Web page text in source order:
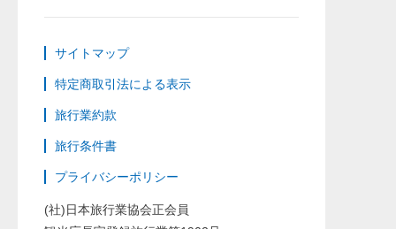
サイトマップ
特定商取引法による表示
旅行業約款
旅行条件書
プライバシーポリシー
(社)日本旅行業協会正会員